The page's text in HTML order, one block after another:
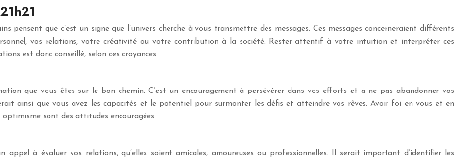
pensent que c’est un signe que l’univers cherche à vous transmettre des messages. Ces messages concerneraient différents
vos relations, votre créativité ou votre contribution à la société. Rester attentif à votre intuition et interpréter ces
est donc conseillé, selon ces croyances.
que vous êtes sur le bon chemin. C’est un encouragement à persévérer dans vos efforts et à ne pas abandonner vos
ainsi que vous avez les capacités et le potentiel pour surmonter les défis et atteindre vos rêves. Avoir foi en vous et en
sont des attitudes encouragées.
appel à évaluer vos relations, qu’elles soient amicales, amoureuses ou professionnelles. Il serait important d’identifier les